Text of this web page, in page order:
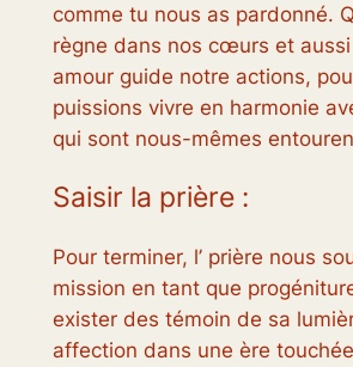
comme tu nous as pardonné.
règne dans nos cœurs et
amour guide notre actions,
puissions vivre en harmonie
qui sont nous-mêmes
Saisir la prière :
Pour terminer, l’ prière nous
mission en tant que
exister des témoin de sa
affection dans une ère